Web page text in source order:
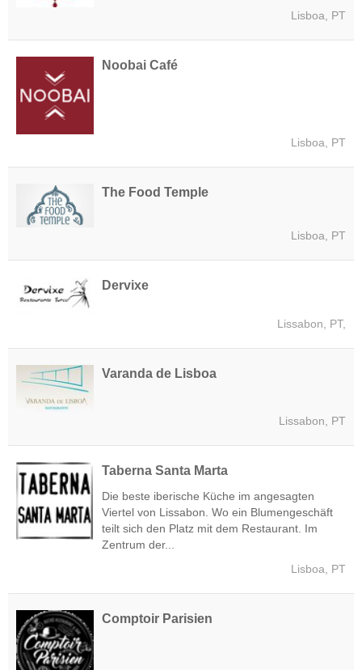
Lisboa, PT
Noobai Café
Lisboa, PT
The Food Temple
Lisboa, PT
Dervixe
Lissabon, PT,
Varanda de Lisboa
Lissabon, PT
Taberna Santa Marta
Die beste iberische Küche im angesagten
Viertel von Lissabon. Wo ein Blumengeschäft
teilt sich den Platz mit dem Restaurant. Im
Zentrum der...
Lisboa, PT
Comptoir Parisien